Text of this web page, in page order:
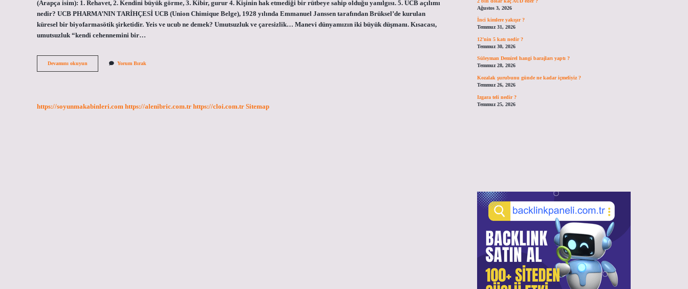
(Arapça isim): 1. Rehavet, 2. Kendini büyük görme, 3. Kibir, gurur 4. Kişinin hak etmediği bir rütbeye sahip olduğu yanılgısı. 5. UCB açılımı
nedir? UCB PHARMA’NIN TARİHÇESİ UCB (Union Chimique Belge), 1928 yılında Emmanuel Janssen tarafından Brüksel’de kurulan
küresel bir biyofarmasötik şirketidir. Yeis ve ucub ne demek? Umutsuzluk ve çaresizlik… Manevi dünyamızın iki büyük düşmanı. Kısacası,
umutsuzluk “kendi cehennemini bir…
Devamını okuyun
Ne
Yorum Bırak
https://soyunmakabinleri.com https://alenibric.com.tr https://cloi.com.tr Sitemap
Ağustos 3, 2026
İnci kimlere yakışır ?
Temmuz 31, 2026
12’nin 5 katı nedir ?
Temmuz 30, 2026
Süleyman Demirel hangi barajları yaptı ?
Temmuz 28, 2026
Kozalak şurubunu günde ne kadar içmeliyiz ?
Temmuz 26, 2026
Izgara teli nedir ?
Temmuz 25, 2026